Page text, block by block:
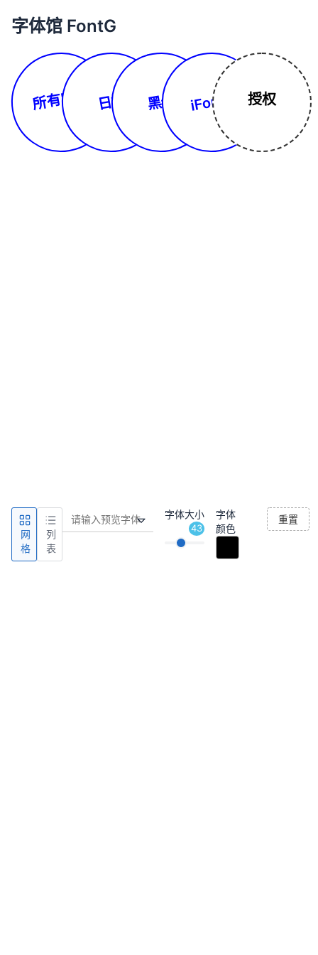
字体馆 FontG
所有字体 日文 黑体 iFonts 授权
网
格
列
表
字体大小
43
字体
颜色
重置